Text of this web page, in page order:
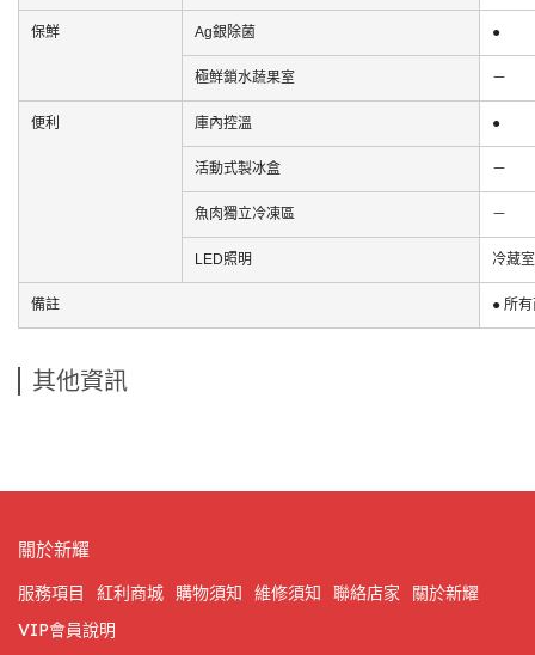
保鮮 Ag銀除菌 ●
極鮮鎖水蔬果室 －
便利 庫內控溫 ●
活動式製冰盒 －
魚肉獨立冷凍區 －
LED照明 冷藏
備註 ● 所
其他資訊
關於新耀
服務項目 紅利商城 購物須知 維修須知 聯絡店家
關於新耀
VIP會員說明